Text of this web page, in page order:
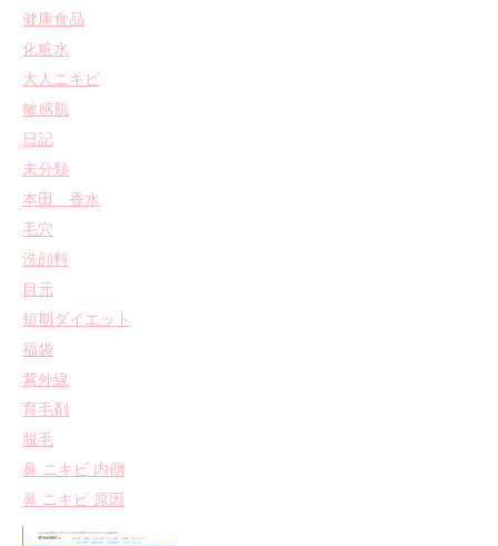
健康食品
化粧水
大人ニキビ
敏感肌
日記
未分類
本田 香水
毛穴
洗顔料
目元
短期ダイエット
福袋
紫外線
育毛剤
脱毛
鼻 ニキビ 内側
鼻 ニキビ 原因